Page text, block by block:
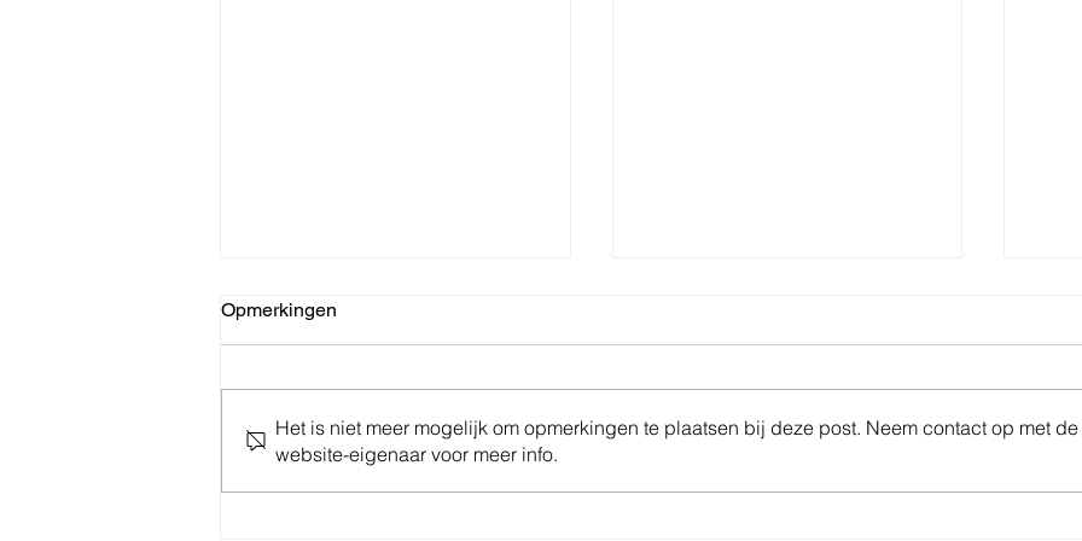
Reactie op de eenzijdige
Herinnering: Syndicale
Opmerkingen
Het is niet meer mogelijk om opmerkingen te plaatsen bij deze post. Neem contact op met de
website-eigenaar voor meer info.